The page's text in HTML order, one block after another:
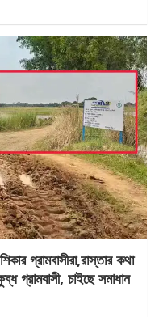
গ্রামবাসীরা,রাস্তার কথা
গ্রামবাসী, চাইছে সমাধান